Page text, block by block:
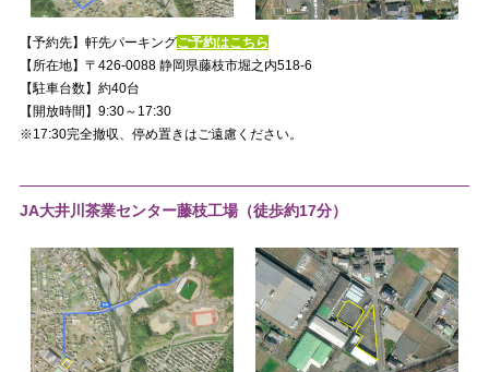
【予約先】軒先パーキングご予約はこちら
【所在地】〒426-0088 静岡県藤枝市堀之内518-6
【駐車台数】約40台
【開放時間】9:30～17:30
※17:30完全撤収、停め置きはご遠慮ください。
JA大井川茶業センター藤枝工場（徒歩約17分）